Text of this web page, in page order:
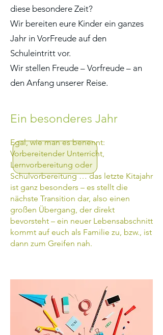
diese besondere Zeit?
Wir bereiten eure Kinder ein ganzes
Jahr in VorFreude auf den
Schuleintritt vor.
Wir stellen Freude – Vorfreude – an
den Anfang unserer Reise.
Ein besonderes Jahr
Egal, wie man es benennt:
Vorbereitender Unterricht,
Lernvorbereitung oder
Schulvorbereitung … das letzte Kitajahr
ist ganz besonders – es stellt die
nächste Transition dar, also einen
großen Übergang, der direkt
bevorsteht – ein neuer Lebensabschnitt
kommt auf euch als Familie zu, bzw., ist
dann zum Greifen nah.